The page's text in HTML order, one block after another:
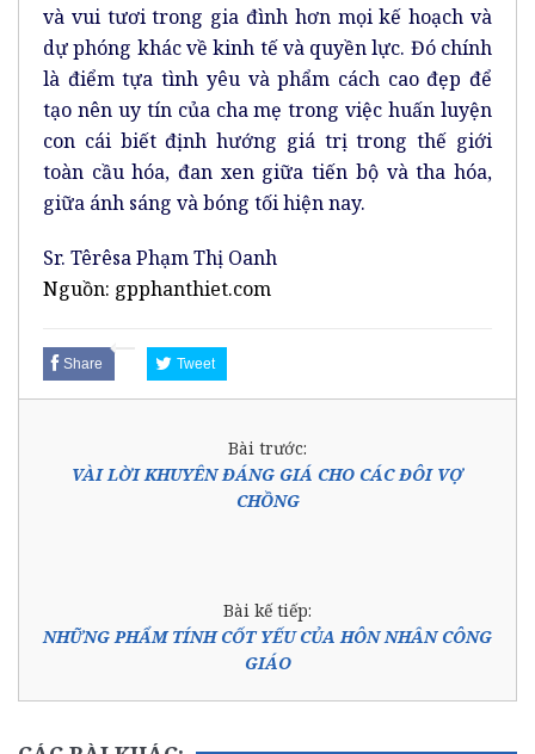
và vui tươi trong gia đình hơn mọi kế hoạch và
dự phóng khác về kinh tế và quyền lực. Đó chính
là điểm tựa tình yêu và phẩm cách cao đẹp để
tạo nên uy tín của cha mẹ trong việc huấn luyện
con cái biết định hướng giá trị trong thế giới
toàn cầu hóa, đan xen giữa tiến bộ và tha hóa,
giữa ánh sáng và bóng tối hiện nay.
Sr. Têrêsa Phạm Thị Oanh
Nguồn: gpphanthiet.com
Share Tweet
Bài trước:
VÀI LỜI KHUYÊN ĐÁNG GIÁ CHO CÁC ĐÔI VỢ
CHỒNG
Bài kế tiếp:
NHỮNG PHẨM TÍNH CỐT YẾU CỦA HÔN NHÂN CÔNG
GIÁO